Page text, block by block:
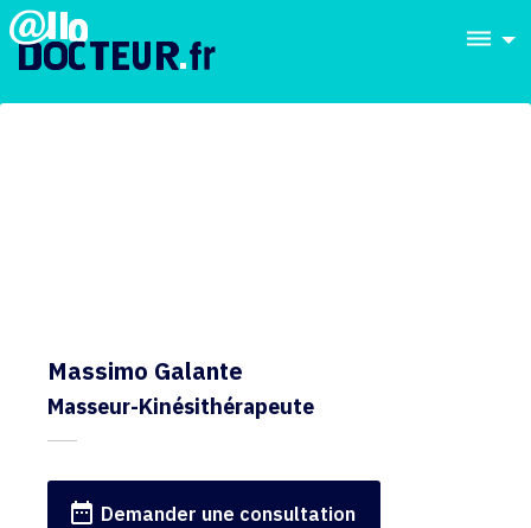
dehaze
Massimo Galante
Masseur-Kinésithérapeute
date_range Demander une consultation